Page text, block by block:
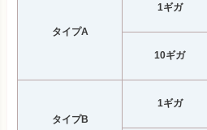
タイプA
1ギガ
10ギガ
タイプB
1ギガ